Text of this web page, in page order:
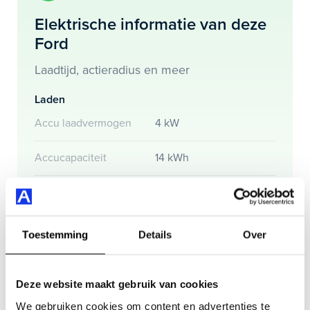
Toestemming Details Over
Deze website maakt gebruik van cookies
We gebruiken cookies om content en advertenties te
Je koopt hem voor € 23.695,- maar je kan deze Ford
Maak snel een afspraak in de showroom of bestel hem
Elektrische informatie van deze
Ford
Laadtijd, actieradius en meer
Laden
Accu laadvermogen
4 kW
Accucapaciteit 14 kWh
Actieradius (WLTP) 56 km